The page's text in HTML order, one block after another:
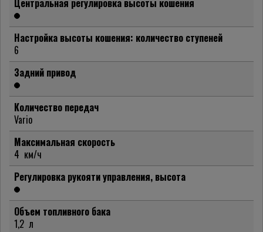
Центральная регулировка высоты кошения
Настройка высоты кошения: количество ступеней
6
Задний привод
Количество передач
Vario
Максимальная скорость
4 км/ч
Регулировка рукояти управления, высота
Объем топливного бака
1,2 л